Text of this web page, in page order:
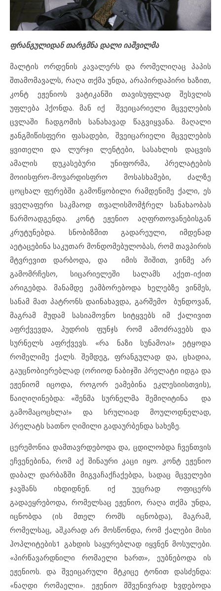
ფრანგულიდან თარგმნა დალი იაშვილმა
მალტის ორდენის კავალერს და რომელიღაც პაპის
შთამომავალს, რაღა თქმა უნდა, არაპირდაპირი ხაზით,
კონტ ეჟენიოს ვატიკანში თავისუფლად შესვლის
უფლება ჰქონდა. მან იქ შვეიცარიელი მცველების
ცვლაში ჩადგომის სანახავად წაგვიყვანა. მაღალი
ჟანგმიწისფერი ფასადები, შვეიცარიელი მცველების
ყვითელი და ლურჯი ლენტები, სასახლის დაცვის
ამალის დუკასებური უნიფორმა, პრელატების
მოიისფრო-მოვარდისფრო მოსასხამები, ძალზე
ცოცხალ ფერებში გამოწყობილი რამდენიმე ქალი, ეს
ყველაფერი საკმაოდ თვალისმომჭრელ სანახაობას
წარმოადგენდა. კონტ ეჟენიო აღფრთოვანებისგან
კრუტუნებდა. სნობიზმით გადარეული, იმდენად
აეტაცებინა საკუთარ მონდომებულობას, რომ თავპირის
მტვრევით დარბოდა, და იმის შიშით, ვინმე არ
გამომრჩესო, სიცარიელეში სალამს აქეთ-იქით
არიგებდა. მანამდე ეამბორებოდა ხელებზე ვინმეს,
სანამ მათ პატრონს დაინახავდა, გარშემო ბუნდოვან,
მაგრამ მუდამ სასიამოვნო სიტყვებს იმ ქალივით
აფრქვევდა, პუდრის ფუნჯს რომ ამოძრავებს და
სურნელს აფრქვევს. «რა ნაზი სუნამოა!» ეტყოდა
რომელიმე ქალს. შემდეგ, ფრანგულად და, ცხადია,
გაუცნობიერებლად (ორიოდ ნაბიჯში პრელატი იდგა და
ეჟენიომ იცოდა, როგორ ეამებინა ეკლესიისთვის),
წაიღიღინებდა: «შენმა სურნელმა შემიღიტინა და
გამომაცოცხლა!» და სრულიად მოულოდნელად,
პრელატს სათნო ღიმილი გადაურბენდა სახეზე.
ცერემონია დამთავრდებოდა და, ცდილობდა ჩვენთვის
ეჩვენებინა, რომ აქ შინაური კაცი იყო. კონტ ეჟენიო
დაბალ დარბაზში მიგვაჩაქჩაქებდა, სადაც მცველები
ჯავშანს იხდიდნენ. იქ უეცრად ოფიცერს
გადაეყრებოდა, რომელსაც ეჟენიო, რაღა თქმა უნდა,
იცნობდა (ის მთელ რომს იცნობდა), მაგრამ,
რომელსაც, აშკარად არ მოსწონდა, რომ ქალები მისი
ჰოპლიტების1 გახდის საყურებლად იყვნენ მოსულები.
«პირწავარდნილი რომაელი ხართ», ეუბნებოდა ის
ეჟენიოს. და შვეიცარული მტკიცე ტონით დასძენდა:
«ნაღდი რომაელი». ეჟენიო მშვენივრად ხვდებოდა